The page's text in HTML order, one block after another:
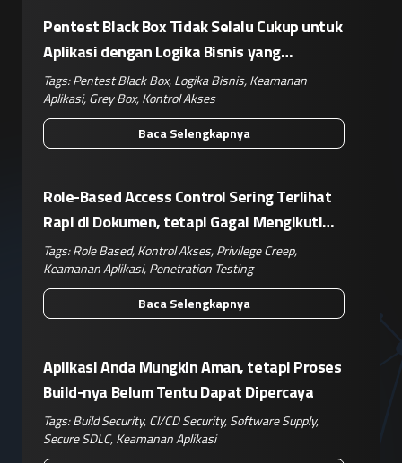
Pentest Black Box Tidak Selalu Cukup untuk
Aplikasi dengan Logika Bisnis yang
Kompleks
Tags:Pentest Black Box,Logika Bisnis,Keamanan
Aplikasi,Grey Box,Kontrol Akses
Baca Selengkapnya
Role-Based Access Control Sering Terlihat
Rapi di Dokumen, tetapi Gagal Mengikuti
Operasional Nyata
Tags:Role Based,Kontrol Akses,Privilege Creep,
Keamanan Aplikasi,Penetration Testing
Baca Selengkapnya
Aplikasi Anda Mungkin Aman, tetapi Proses
Build-nya Belum Tentu Dapat Dipercaya
Tags:Build Security,CI/CD Security,Software Supply,
Secure SDLC,Keamanan Aplikasi